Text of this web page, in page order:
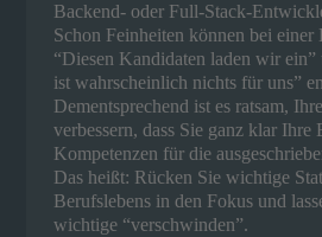
Backend- oder Full-Stack-
Schon Feinheiten können bei
“Diesen Kandidaten laden wir
ist wahrscheinlich nichts für uns”
Dementsprechend ist es ratsam,
verbessern, dass Sie ganz klar Ihre
Kompetenzen für die
Das heißt: Rücken Sie wichtige
Berufslebens in den Fokus und
wichtige “verschwinden”.